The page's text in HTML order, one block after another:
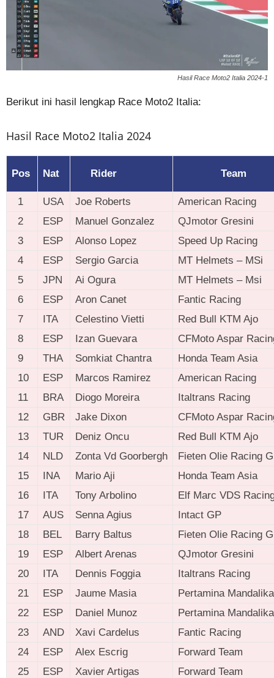
Hasil Race Moto2 Italia 2024-1
Berikut ini hasil lengkap Race Moto2 Italia:
Hasil Race Moto2 Italia 2024
Pos Nat Rider Team
1 USA Joe Roberts
American Racing
2
ESP Manuel Gonzalez
QJmotor Gresini
3
ESP Alonso Lopez
Speed Up Racing
4
ESP Sergio Garcia
MT Helmets – MSi
5
JPN Ai Ogura
MT Helmets – Msi
6
ESP Aron Canet
Fantic Racing
7
ITA Celestino Vietti
Red Bull KTM Ajo
8
ESP Izan Guevara
CFMoto Aspar
9
THA Somkiat Chantra
Honda Team Asia
10
ESP Marcos Ramirez
American Racing
11
BRA Diogo Moreira
Italtrans Racing
12
GBR Jake Dixon
CFMoto Aspar
13
TUR Deniz Oncu
Red Bull KTM Ajo
14
NLD Zonta Vd Goorbergh
Fieten Olie Racing
15
INA Mario Aji
Honda Team Asia
16
ITA Tony Arbolino
Elf Marc VDS
17
AUS Senna Agius
Intact GP
18
BEL Barry Baltus
Fieten Olie Racing
19
ESP Albert Arenas
QJmotor Gresini
20
ITA Dennis Foggia
Italtrans Racing
21
ESP Jaume Masia
Pertamina
22
ESP Daniel Munoz
Pertamina Mandalika
23
AND Xavi Cardelus
Fantic Racing
24
ESP Alex Escrig
Forward Team
25
ESP Xavier Artigas
Forward Team